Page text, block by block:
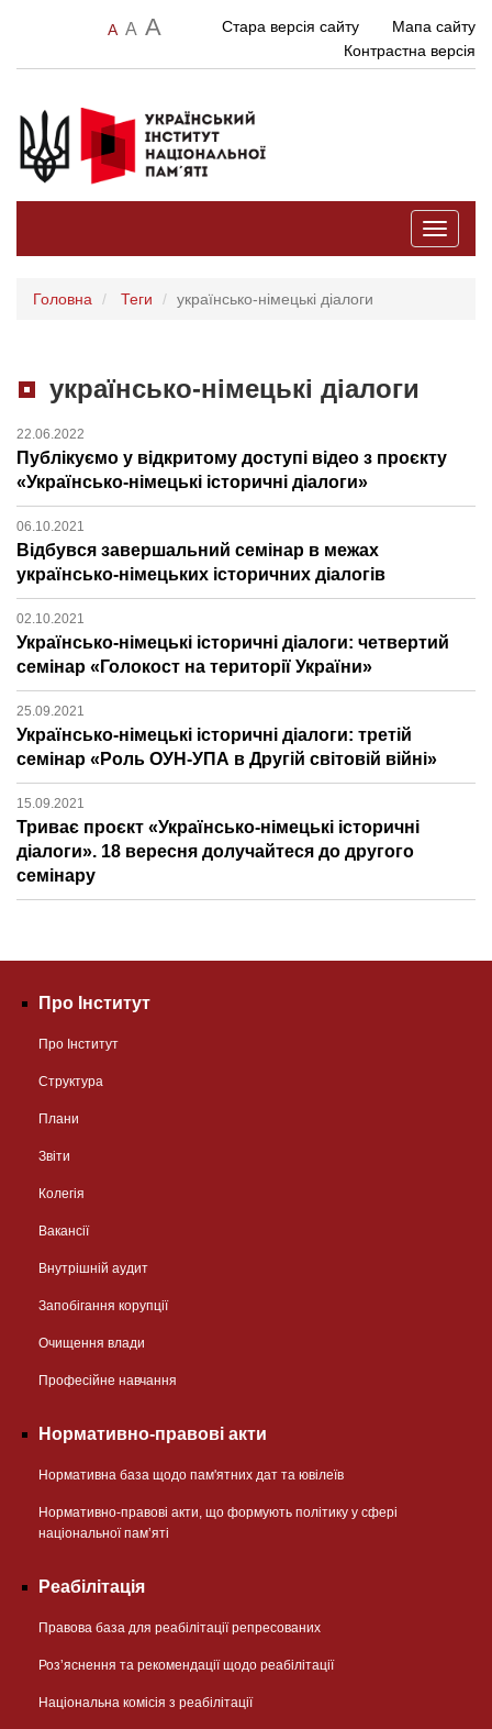
A A A Стара версія сайту
Мапа сайту
Контрастна версія
Toggle
Головна Теги українсько-німецькі діалоги
українсько-німецькі діалоги
22.06.2022
Публікуємо у відкритому доступі відео з проєкту
«Українсько-німецькі історичні діалоги»
06.10.2021
Відбувся завершальний семінар в межах
українсько-німецьких історичних діалогів
02.10.2021
Українсько-німецькі історичні діалоги: четвертий
семінар «Голокост на території України»
25.09.2021
Українсько-німецькі історичні діалоги: третій
семінар «Роль ОУН-УПА в Другій світовій війні»
15.09.2021
Триває проєкт «Українсько-німецькі історичні
діалоги». 18 вересня долучайтеся до другого
семінару
Про Інститут
Про Інститут
Структура
Плани
Звіти
Колегія
Вакансії
Внутрішній аудит
Запобігання корупції
Очищення влади
Професійне навчання
Нормативно-правові акти
Нормативна база щодо пам'ятних дат та ювілеїв
Нормативно-правові акти, що формують політику у сфері
національної памʼяті
Реабілітація
Правова база для реабілітації репресованих
Розʼяснення та рекомендації щодо реабілітації
Національна комісія з реабілітації